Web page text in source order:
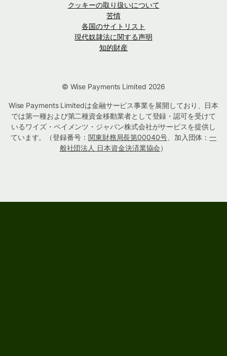
クッキーの取り扱いについて
苦情
各国のサイトリスト
現代奴隷法に関する声明
知的財産
© Wise Payments Limited 2026
Wise Payments Limitedは金融サービス事業を展開しており、日本
では第一種および第二種資金移動業者として登録・認可を受けて
いるワイズ・ペイメンツ・ジャパン株式会社がサービスを提供し
ています。（登録番号： 関東財務局長第00040号、加入団体：一
般社団法人 日本資金決済業協会）